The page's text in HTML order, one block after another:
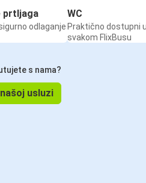
prtljaga
odlaganje
WC
Praktično dostupni
svakom FlixBusu
s nama?
usluzi